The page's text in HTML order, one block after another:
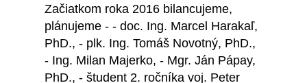
Začiatkom roka 2016 bilancujeme,
plánujeme - - doc. Ing. Marcel Harakaľ,
PhD., - plk. Ing. Tomáš Novotný, PhD.,
- Ing. Milan Majerko, - Mgr. Ján Pápay,
PhD., - študent 2. ročníka voj. Peter